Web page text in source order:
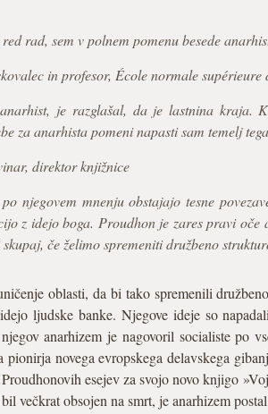
rad, sem v polnem pomenu besede
in profesor, École normale supérieure
je razglašal, da je lastnina kraja.
za anarhista pomeni napasti sam temelj
direktor knjižnice
njegovem mnenju obstajajo tesne
z idejo boga. Proudhon je zares pravi
če želimo spremeniti družbeno
oblasti, da bi tako spremenili
ljudske banke. Njegove ideje so
anarhizem je nagovoril socialiste po
novega evropskega delavskega
esejev za svojo novo knjigo
večkrat obsojen na smrt, je anarhizem